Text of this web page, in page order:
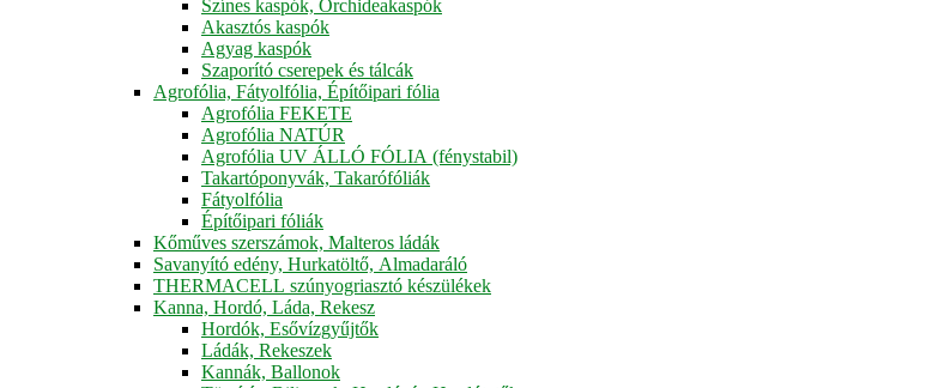
Színes kaspók, Orchideakaspók
Akasztós kaspók
Agyag kaspók
Szaporító cserepek és tálcák
Agrofólia, Fátyolfólia, Építőipari fólia
Agrofólia FEKETE
Agrofólia NATÚR
Agrofólia UV ÁLLÓ FÓLIA (fénystabil)
Takartóponyvák, Takarófóliák
Fátyolfólia
Építőipari fóliák
Kőműves szerszámok, Malteros ládák
Savanyító edény, Hurkatöltő, Almadaráló
THERMACELL szúnyogriasztó készülékek
Kanna, Hordó, Láda, Rekesz
Hordók, Esővízgyűjtők
Ládák, Rekeszek
Kannák, Ballonok